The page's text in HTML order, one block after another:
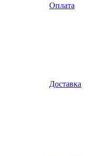
Оплата
Доставка